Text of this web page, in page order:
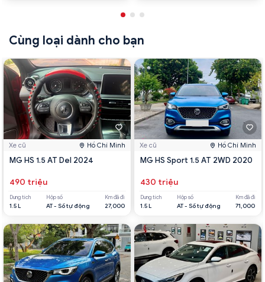
Cùng loại dành cho bạn
Xe cũ Hồ Chí Minh
MG HS 1.5 AT Del 2024
490 triệu
Dung tích
1.5 L
Hộp số
AT - Số tự động
Km đã đi
27,000
Xe cũ Hồ Chí Minh
MG HS Sport 1.5 AT 2WD 2020
430 triệu
Dung tích
1.5 L
Hộp số
AT - Số tự động
Km đã đi
71,000